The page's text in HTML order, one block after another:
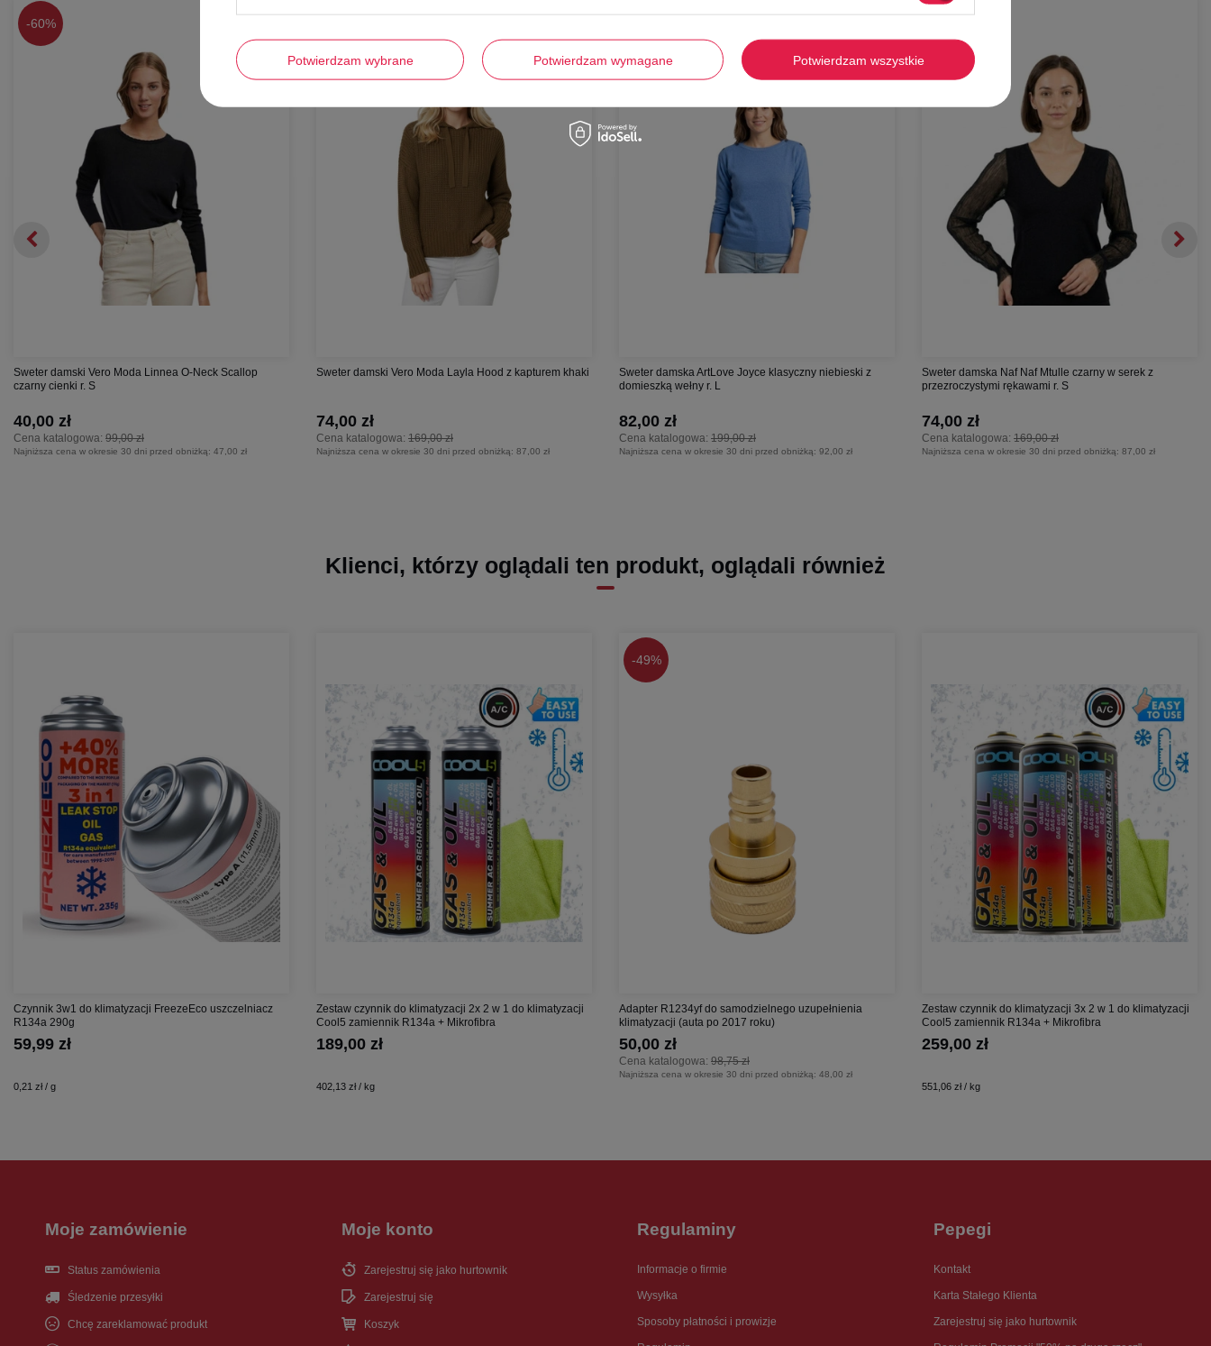
-60%
Sweter damski Vero Moda Linnea O-Neck Scallop
czarny cienki r. S
Cena katalogowa: 99,00 zł
40,00 zł
Najniższa cena w okresie 30 dni przed obniżką: 47,00 zł
Sweter damski Vero Moda Layla Hood z kapturem khaki
Cena katalogowa: 169,00 zł
74,00 zł
Najniższa cena w okresie 30 dni przed obniżką: 87,00 zł
Sweter damska ArtLove Joyce klasyczny niebieski z
domieszką wełny r. L
Cena katalogowa: 199,00 zł
82,00 zł
Najniższa cena w okresie 30 dni przed obniżką: 92,00 zł
Sweter damska Naf Naf Mtulle czarny w serek z
przezroczystymi rękawami r. S
Cena katalogowa: 169,00 zł
74,00 zł
Najniższa cena w okresie 30 dni przed obniżką: 87,00 zł
Klienci, którzy oglądali ten produkt, oglądali również
Czynnik 3w1 do klimatyzacji FreezeEco uszczelniacz
R134a 290g
59,99 zł
0,21 zł / g
Zestaw czynnik do klimatyzacji 2x 2 w 1 do klimatyzacji
Cool5 zamiennik R134a + Mikrofibra
189,00 zł
402,13 zł / kg
-49%
Adapter R1234yf do samodzielnego uzupełnienia
klimatyzacji (auta po 2017 roku)
Cena katalogowa: 98,75 zł
50,00 zł
Najniższa cena w okresie 30 dni przed obniżką: 48,00 zł
Zestaw czynnik do klimatyzacji 3x 2 w 1 do klimatyzacji
Cool5 zamiennik R134a + Mikrofibra
259,00 zł
551,06 zł / kg
Moje zamówienie
Status zamówienia
Śledzenie przesyłki
Chcę zareklamować produkt
Moje konto
Zarejestruj się jako hurtownik
Zarejestruj się
Koszyk
Regulaminy
Informacje o firmie
Wysyłka
Sposoby płatności i prowizje
Pepegi
Kontakt
Karta Stałego Klienta
Zarejestruj się jako hurtownik
Potwierdzam wybrane Potwierdzam wymagane Potwierdzam wszystkie